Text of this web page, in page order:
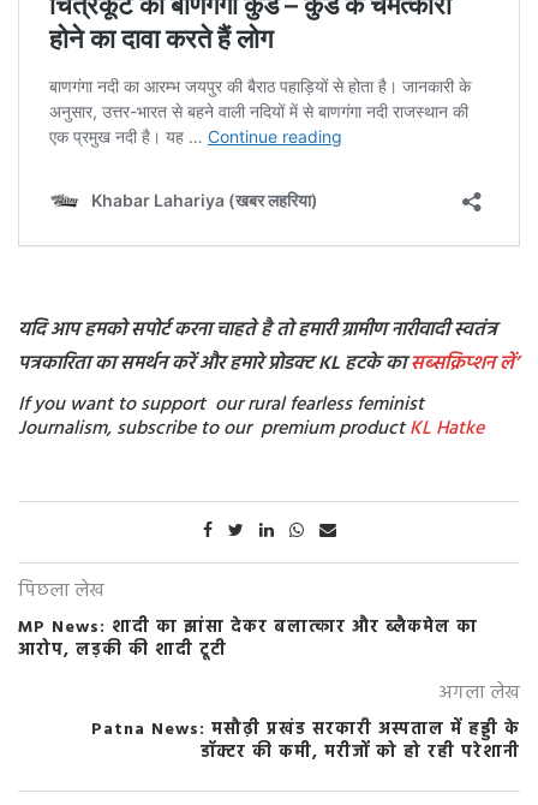
यदि आप हमको सपोर्ट करना चाहते है तो हमारी ग्रामीण नारीवादी स्वतंत्र
पत्रकारिता का समर्थन करें और हमारे प्रोडक्ट KL हटके कासब्सक्रिप्शनलें’
If you want to support our rural fearless feminist
Journalism, subscribe to our premium productKL Hatke
पिछला लेख
MP News: शादी का झांसा देकर बलात्कार और ब्लैकमेल का
आरोप, लड़की की शादी टूटी
अगला लेख
Patna News: मसौढ़ी प्रखंड सरकारी अस्पताल में हड्डी के
डॉक्टर की कमी, मरीजों को हो रही परेशानी